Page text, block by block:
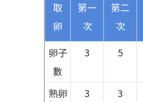
取
卵
第一
次
第二
次
卵子
數
3 5
熟卵 3 3